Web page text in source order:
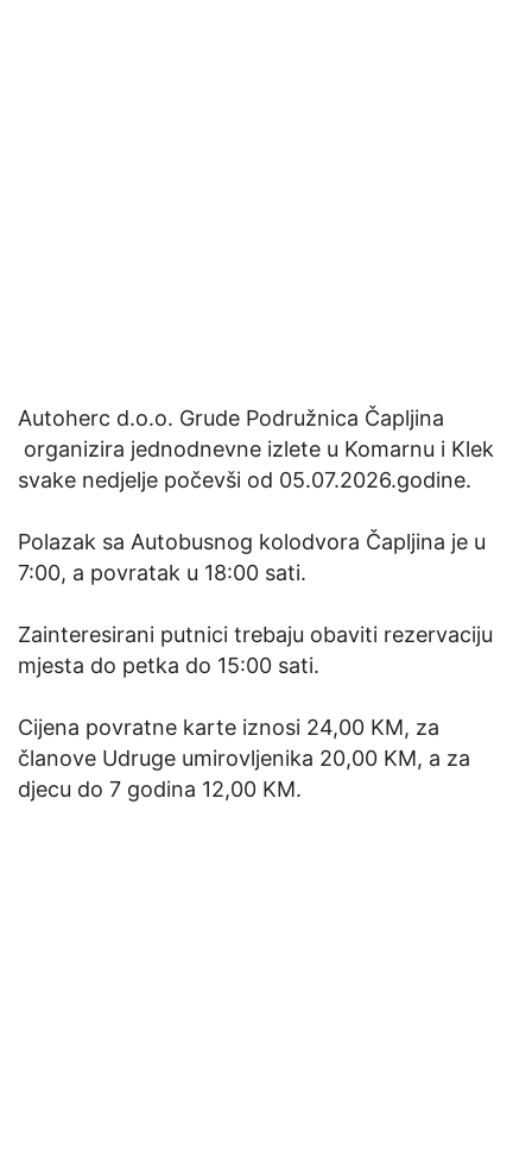
Autoherc d.o.o. Grude Podružnica Čapljina
organizira jednodnevne izlete u Komarnu i Klek
svake nedjelje počevši od 05.07.2026.godine.
Polazak sa Autobusnog kolodvora Čapljina je u
7:00, a povratak u 18:00 sati.
Zainteresirani putnici trebaju obaviti rezervaciju
mjesta do petka do 15:00 sati.
Cijena povratne karte iznosi 24,00 KM, za
članove Udruge umirovljenika 20,00 KM, a za
djecu do 7 godina 12,00 KM.